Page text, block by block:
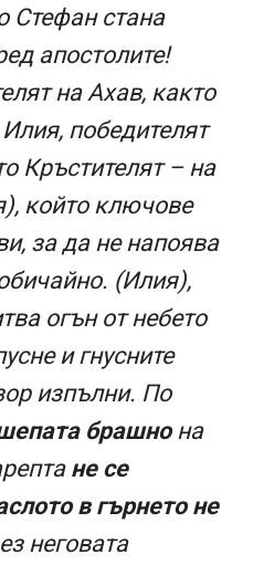
Стефан стана
апостолите!
на Ахав, както
победителят
Кръстителят – на
който ключове
за да не напоява
(Илия),
огън от небето
и гнусните
изпълни. По
брашнона
не се
в гърнето не
неговата